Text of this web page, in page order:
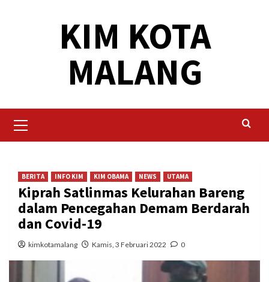
KIM KOTA
MALANG
Menu
BERITA INFO KIM KIM OBAMA NEWS UTAMA
Kiprah Satlinmas Kelurahan Bareng
dalam Pencegahan Demam Berdarah
dan Covid-19
kimkotamalang Kamis, 3 Februari 2022 0